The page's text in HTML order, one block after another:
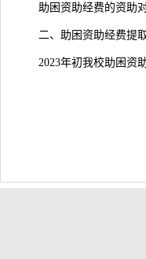
助困资助经费的资助
二、助困资助经费提
2023年初我校助困资